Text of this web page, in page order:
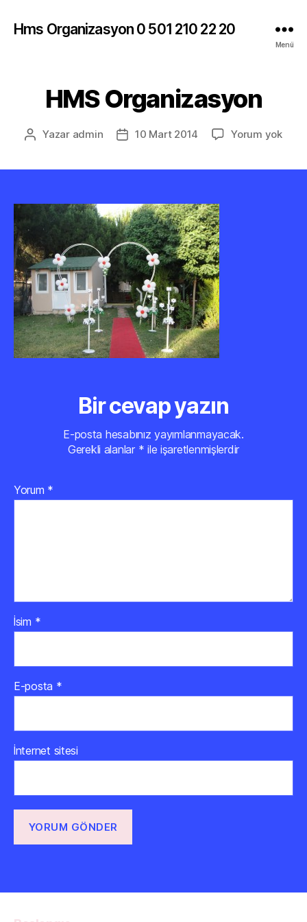
Hms Organizasyon 0 501 210 22 20
Menü
HMS Organizasyon
Yazının
Yazar admin
Yazı10 Mart 2014 Yorum yokHMS
Bir cevap yazın
E-posta hesabınız yayımlanmayacak.
Gerekli alanlar * ile işaretlenmişlerdir
Yorum *
İsim *
E-posta *
İnternet sitesi